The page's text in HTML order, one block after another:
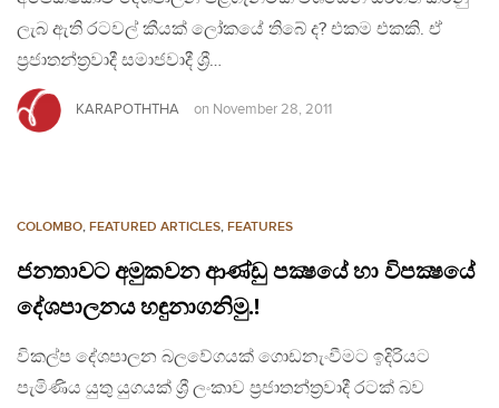
ලැබ ඇති රටවල් කීයක් ලෝකයේ තිබේ ද? එකම එකකි. ඒ
ප්‍රජාතන්ත්‍රවාදී සමාජවාදී ශ්‍රී…
KARAPOTHTHA on November 28, 2011
COLOMBO, FEATURED ARTICLES, FEATURES
ජනතාවට අමුකවන ආණ්ඩු පක්‍ෂයේ හා විපක්‍ෂයේ
දේශපාලනය හඳුනාගනිමු.!
විකල්ප දේශපාලන බලවේගයක් ගොඩනැංවීමට ඉදිරියට
පැමිණිය යුතු යුගයක් ශ්‍රී ලංකාව ප්‍රජාතන්ත්‍රවාදී රටක් බව